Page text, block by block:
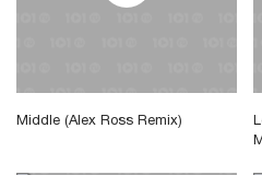
Middle (Alex Ross Remix)